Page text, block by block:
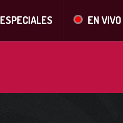
ESPECIALES EN VIVO